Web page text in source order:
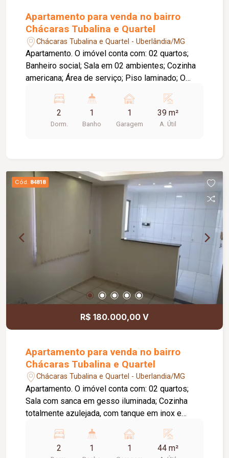
Apartamento para venda no bairro
Chácaras Tubalina e Quartel
Chácaras Tubalina e Quartel - Uberlândia/MG
Apartamento. O imóvel conta com: 02 quartos;
Banheiro social; Sala em 02 ambientes; Cozinha
americana; Área de serviço; Piso laminado; O
equipada; Ambientes funcionais e bem
distribuídos.
2
Dorm.
1
Banho
1
Garagem
39 m²
A. Útil
Cód. 84818
R$ 180.000,00 V
Apartamento para venda no bairro
Chácaras Tubalina e Quartel
Chácaras Tubalina e Quartel - Uberlandia/MG
Apartamento. O imóvel conta com: 02 quartos;
Sala com sanca em gesso iluminada; Cozinha
totalmente azulejada, com tanque em inox e
com box e revestimento em azulejo; Persianas
nos quartos e na sala; Garagem coberta; O
2 1 1 44 m²